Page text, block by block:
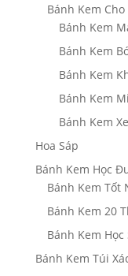
Bánh Kem Cho
Bánh Kem
Bánh Kem
Bánh Kem
Bánh Kem
Bánh Kem
Hoa Sáp
Bánh Kem Học
Bánh Kem Tốt
Bánh Kem 20
Bánh Kem
Bánh Kem Túi